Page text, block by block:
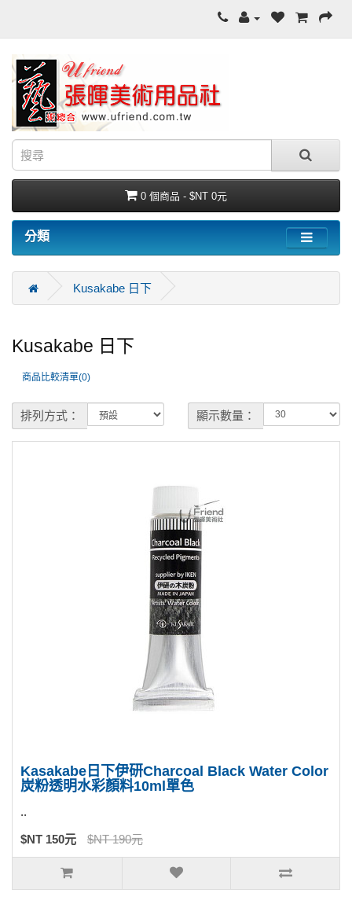
0 個商品 - $NT 0元
分類
Kusakabe 日下
Kusakabe 日下
商品比較清單(0)
排列方式： 顯示數量：
Kasakabe日下伊研Charcoal Black Water Color
炭粉透明水彩顏料10ml單色
..
$NT 150元 $NT 190元